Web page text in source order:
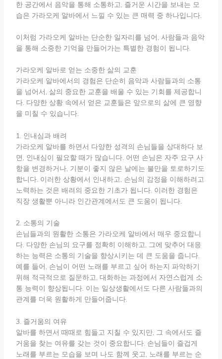
한 공간에서 음악을 통해 소통하고, 즐거운 시간을 보내는 모
습은 가라오케 알바에서 느낄 수 있는 큰 매력 중 하나입니다.
이처럼 가라오케 알바는 단순한 일자리를 넘어, 사람들과 음악
을 통해 소중한 기억을 만들어가는 특별한 경험이 됩니다.
가라오케 알바로 얻는 소중한 삶의 교훈
가라오케 알바에서의 경험은 단순히 음악과 사람들과의 소통
을 넘어서, 삶의 중요한 교훈을 배울 수 있는 기회를 제공합니
다. 다양한 상황 속에서 얻은 교훈들은 앞으로의 삶에 큰 영향
을 미칠 수 있습니다.
1. 인내심과 배려
가라오케 알바를 하면서 다양한 성격의 손님들을 상대하다 보
면, 인내심이 필요할 때가 많습니다. 어떤 손님은 자주 요구 사
항을 변경하거나, 기분이 좋지 않은 날에는 불만을 토로하기도
합니다. 이러한 상황에서 인내하고, 손님의 감정을 이해하려고
노력하는 것은 배려의 중요한 기초가 됩니다. 이러한 경험은
직장 생활뿐 아니라 인간관계에서도 큰 도움이 됩니다.
2. 소통의 기술
손님들과의 원활한 소통은 가라오케 알바에서 매우 중요합니
다. 다양한 손님의 요구를 정확히 이해하고, 그에 맞추어 대응
하는 능력은 소통의 기술을 향상시키는 데 큰 도움을 줍니다.
예를 들어, 손님이 어떤 노래를 부르고 싶어 하는지 파악하기
위해 적극적으로 질문하고, 대화하는 과정에서 자연스럽게 소
통 능력이 향상됩니다. 이는 일상생활에서도 다른 사람들과의
관계를 더욱 원활하게 만들어줍니다.
3. 즐거움의 여유
알바를 하면서 때때로 힘들고 지칠 수 있지만, 그 속에서도 즐
거움을 찾는 여유를 갖는 것이 중요합니다. 손님들이 즐겁게
노래를 부르는 모습을 보며 나도 함께 웃고, 노래를 부르는 순